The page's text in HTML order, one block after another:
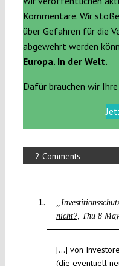
Kommentare. Wir
über Gefahren für die
abgewehrt werden
Europa. In der Welt.
Dafür brauchen wir
2 Comments
nicht?
Thu 8
[…] von
(die eventuell